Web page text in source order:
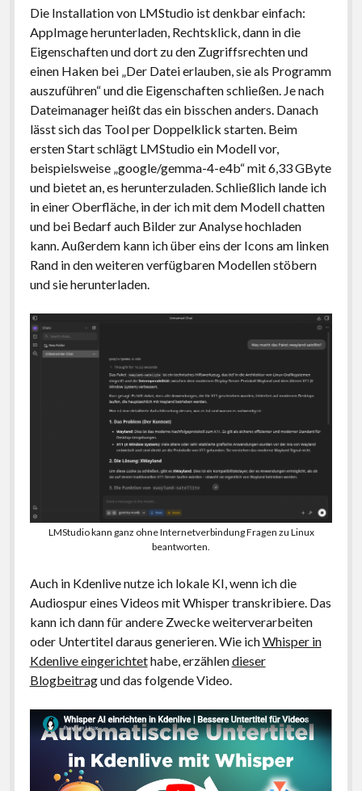
Die Installation von LMStudio ist denkbar einfach:
AppImage herunterladen, Rechtsklick, dann in die
Eigenschaften und dort zu den Zugriffsrechten und
einen Haken bei „Der Datei erlauben, sie als Programm
auszuführen“ und die Eigenschaften schließen. Je nach
Dateimanager heißt das ein bisschen anders. Danach
lässt sich das Tool per Doppelklick starten. Beim
ersten Start schlägt LMStudio ein Modell vor,
beispielsweise „google/gemma-4-e4b“ mit 6,33 GByte
und bietet an, es herunterzuladen. Schließlich lande ich
in einer Oberfläche, in der ich mit dem Modell chatten
und bei Bedarf auch Bilder zur Analyse hochladen
kann. Außerdem kann ich über eins der Icons am linken
Rand in den weiteren verfügbaren Modellen stöbern
und sie herunterladen.
LMStudio kann ganz ohne Internetverbindung Fragen zu Linux
beantworten.
Auch in Kdenlive nutze ich lokale KI, wenn ich die
Audiospur eines Videos mit Whisper transkribiere. Das
kann ich dann für andere Zwecke weiterverarbeiten
oder Untertitel daraus generieren. Wie ichWhisper in
Kdenlive eingerichtethabe, erzählendieser
Blogbeitragund das folgende Video.